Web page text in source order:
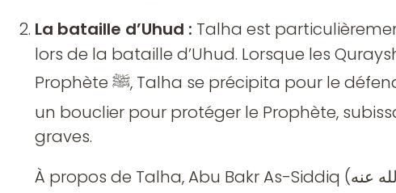
La bataille d’Uhud : Talha est
lors de la bataille d’Uhud. Lorsque les
Prophète ﷺ, Talha se précipita pour le défendre. Il utilisa son corps comme
un bouclier pour protéger le Prophète,
graves.